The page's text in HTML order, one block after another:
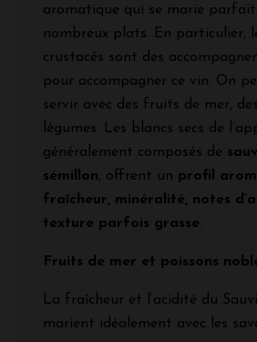
aromatique qui se marie
nombreux plats. En particulier,
crustacés sont des
pour accompagner ce vin. On
servir avec des fruits de mer,
légumes. Les blancs secs de
généralement composés de
sémillon, offrent un profil
fraîcheur, minéralité, notes
texture parfois grasse.
Fruits de mer et poissons
La fraîcheur et l’acidité du
marient idéalement avec les